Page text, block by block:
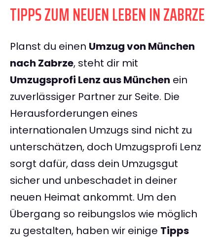
TIPPS ZUM NEUEN LEBEN IN ZABRZE
Planst du einen Umzug von München
nach Zabrze, steht dir mit
Umzugsprofi Lenz aus München ein
zuverlässiger Partner zur Seite. Die
Herausforderungen eines
internationalen Umzugs sind nicht zu
unterschätzen, doch Umzugsprofi Lenz
sorgt dafür, dass dein Umzugsgut
sicher und unbeschadet in deiner
neuen Heimat ankommt. Um den
Übergang so reibungslos wie möglich
zu gestalten, haben wir einige Tipps